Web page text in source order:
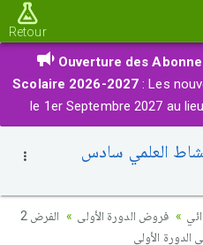
Retour
Ouverture des
Scolaire 2026-2027 : Les
le 1er Septembre 2027 au
نموذج 10 - النشاط العلمي سادس
فروض الدورة الأولى
الفرض 2